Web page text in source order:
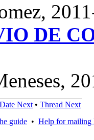
DE
Date Next • Thread Next
guide • Help for mailing